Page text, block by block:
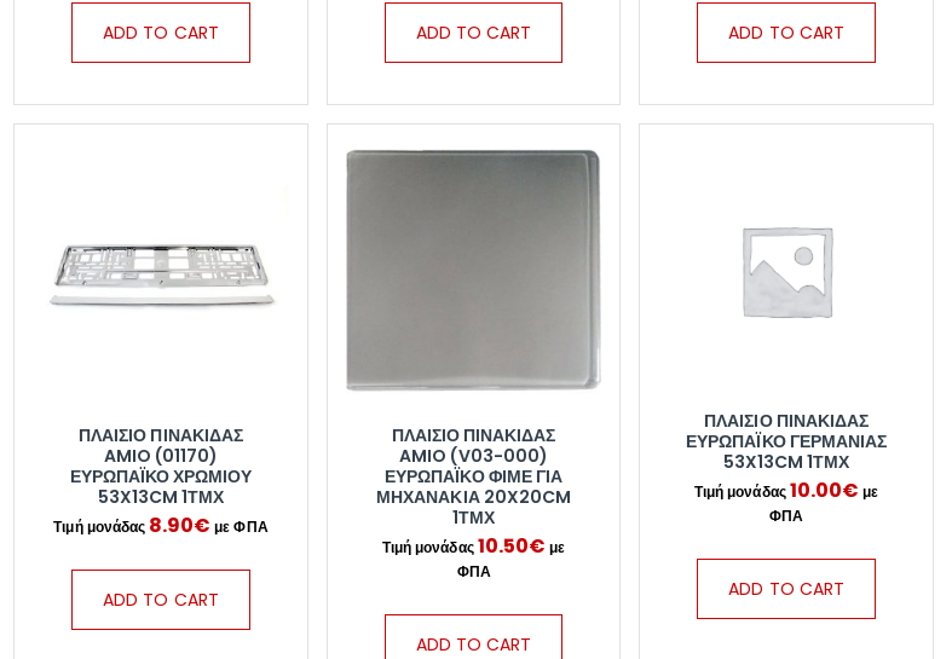
ADD TO CART ADD TO CART ADD TO CART
ΠΛΑΊΣΙΟ ΠΙΝΑΚΊΔΑΣ
AMIO (01170)
ΕΥΡΩΠΑΪΚΌ ΧΡΩΜΊΟΥ
53X13CM 1ΤΜΧ
8.90€
ADD TO CART
ΠΛΑΊΣΙΟ ΠΙΝΑΚΊΔΑΣ
AMIO (V03-000)
ΕΥΡΩΠΑΪΚΌ ΦΙΜΈ ΓΙΑ
ΜΗΧΑΝΆΚΙΑ 20X20CM
1ΤΜΧ
10.50€
ADD TO CART
ΠΛΑΊΣΙΟ ΠΙΝΑΚΊΔΑΣ
ΕΥΡΩΠΑΪΚΌ ΓΕΡΜΑΝΊΑΣ
53X13CM 1ΤΜΧ
10.00€
ADD TO CART